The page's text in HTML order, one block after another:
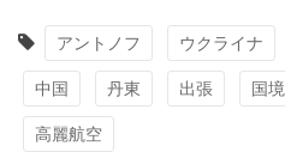
アントノフ ウクライナ
中国 丹東 出張 国境
高麗航空